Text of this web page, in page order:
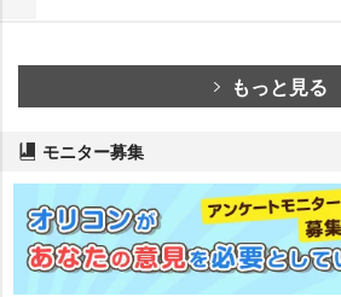
もっと見る
モニター募集